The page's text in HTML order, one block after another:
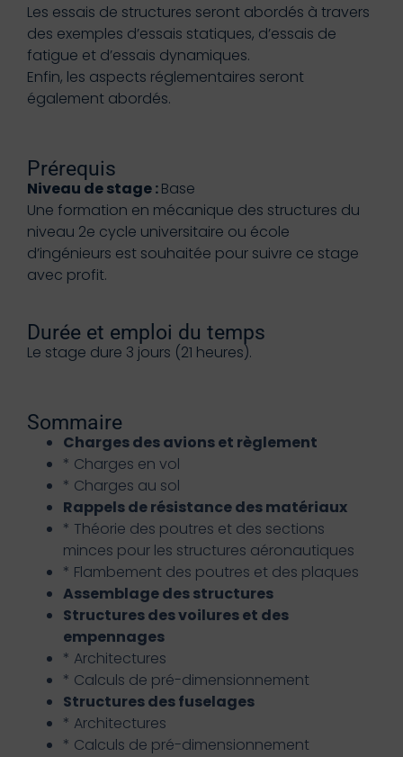
Les essais de structures seront abordés à travers
des exemples d’essais statiques, d’essais de
fatigue et d’essais dynamiques.
Enfin, les aspects réglementaires seront
également abordés.
Prérequis
Niveau de stage :Base
Une formation en mécanique des structures du
niveau 2e cycle universitaire ou école
d’ingénieurs est souhaitée pour suivre ce stage
avec profit.
Durée et emploi du temps
Le stage dure 3 jours (21 heures).
Sommaire
Charges des avions et règlement
* Charges en vol
* Charges au sol
Rappels de résistance des matériaux
* Théorie des poutres et des sections
minces pour les structures aéronautiques
* Flambement des poutres et des plaques
Assemblage des structures
Structures des voilures et des
empennages
* Architectures
* Calculs de pré-dimensionnement
Structures des fuselages
* Architectures
* Calculs de pré-dimensionnement